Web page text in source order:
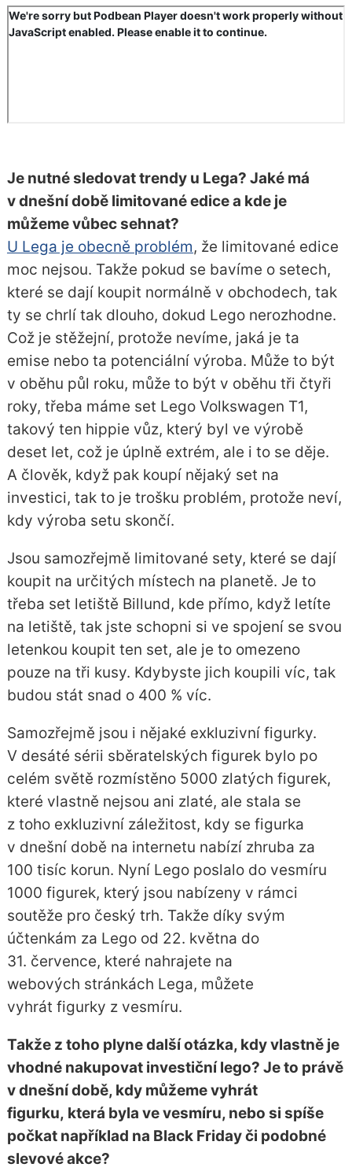
Je nutné sledovat trendy u Lega? Jaké má
v dnešní době limitované edice a kde je
můžeme vůbec sehnat?
U Lega je obecně problém, že limitované edice
moc nejsou. Takže pokud se bavíme o setech,
které se dají koupit normálně v obchodech, tak
ty se chrlí tak dlouho, dokud Lego nerozhodne.
Což je stěžejní, protože nevíme, jaká je ta
emise nebo ta potenciální výroba. Může to být
v oběhu půl roku, může to být v oběhu tři čtyři
roky, třeba máme set Lego Volkswagen T1,
takový ten hippie vůz, který byl ve výrobě
deset let, což je úplně extrém, ale i to se děje.
A člověk, když pak koupí nějaký set na
investici, tak to je trošku problém, protože neví,
kdy výroba setu skončí.
Jsou samozřejmě limitované sety, které se dají
koupit na určitých místech na planetě. Je to
třeba set letiště Billund, kde přímo, když letíte
na letiště, tak jste schopni si ve spojení se svou
letenkou koupit ten set, ale je to omezeno
pouze na tři kusy. Kdybyste jich koupili víc, tak
budou stát snad o 400 % víc.
Samozřejmě jsou i nějaké exkluzivní figurky.
V desáté sérii sběratelských figurek bylo po
celém světě rozmístěno 5000 zlatých figurek,
které vlastně nejsou ani zlaté, ale stala se
z toho exkluzivní záležitost, kdy se figurka
v dnešní době na internetu nabízí zhruba za
100 tisíc korun. Nyní Lego poslalo do vesmíru
1000 figurek, který jsou nabízeny v rámci
soutěže pro český trh. Takže díky svým
účtenkám za Lego od 22. května do
31. července, které nahrajete na
webových stránkách Lega, můžete
vyhrát figurky z vesmíru.
Takže z toho plyne další otázka, kdy vlastně je
vhodné nakupovat investiční lego? Je to právě
v dnešní době, kdy můžeme vyhrát
figurku, která byla ve vesmíru, nebo si spíše
počkat například na Black Friday či podobné
slevové akce?